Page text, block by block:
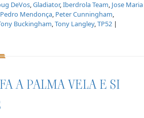
DeVos,Gladiator,Iberdrola Team, Jose Maria
Pedro Mendonça, Peter Cunningham,
Buckingham,Tony Langley,TP52 |
A PALMA VELA E SI